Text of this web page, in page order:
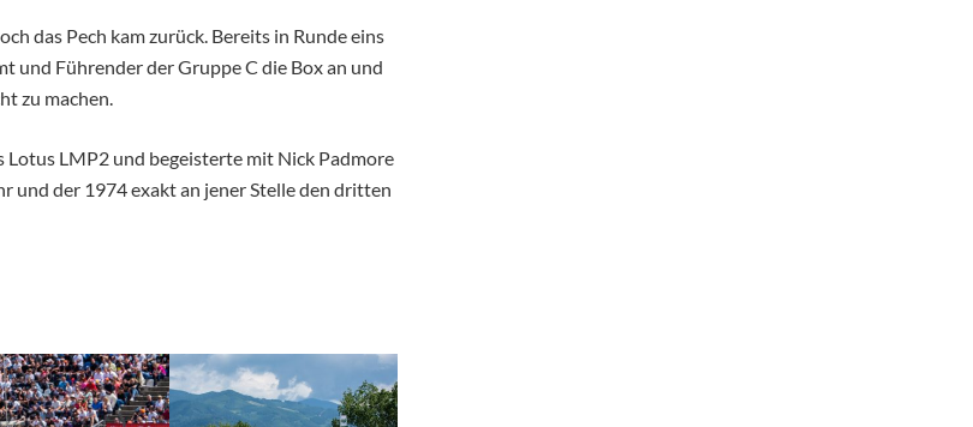
das Pech kam zurück. Bereits in Runde eins
und Führender der Gruppe C die Box an und
zu machen.
LMP2 und begeisterte mit Nick Padmore
und der 1974 exakt an jener Stelle den dritten